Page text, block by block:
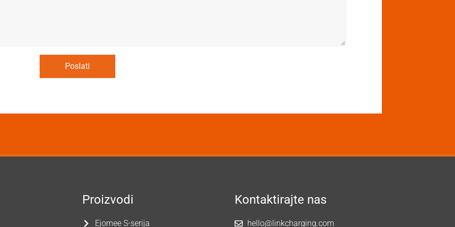
Poslati
Proizvodi
Ejornee S-serija
Kontaktirajte nas
hello@linkcharging.com